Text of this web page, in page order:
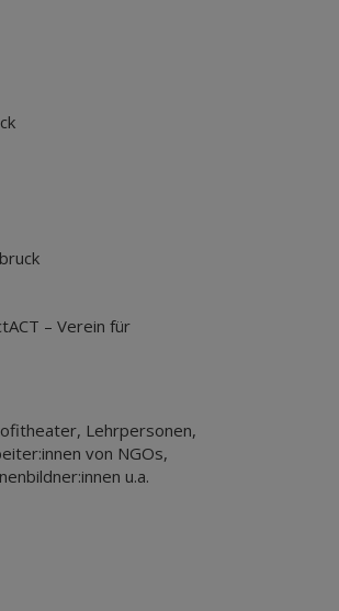
– Verein für
Lehrpersonen,
von NGOs,
u.a.